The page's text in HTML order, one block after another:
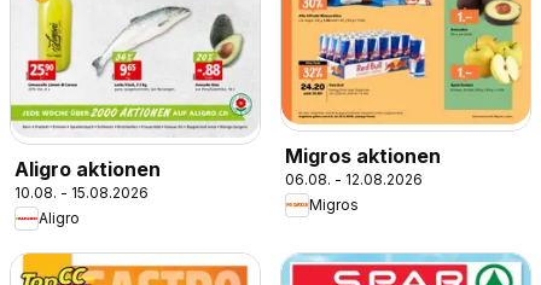
Aligro aktionen
10.08. - 15.08.2026
Aligro
Migros aktionen
06.08. - 12.08.2026
Migros